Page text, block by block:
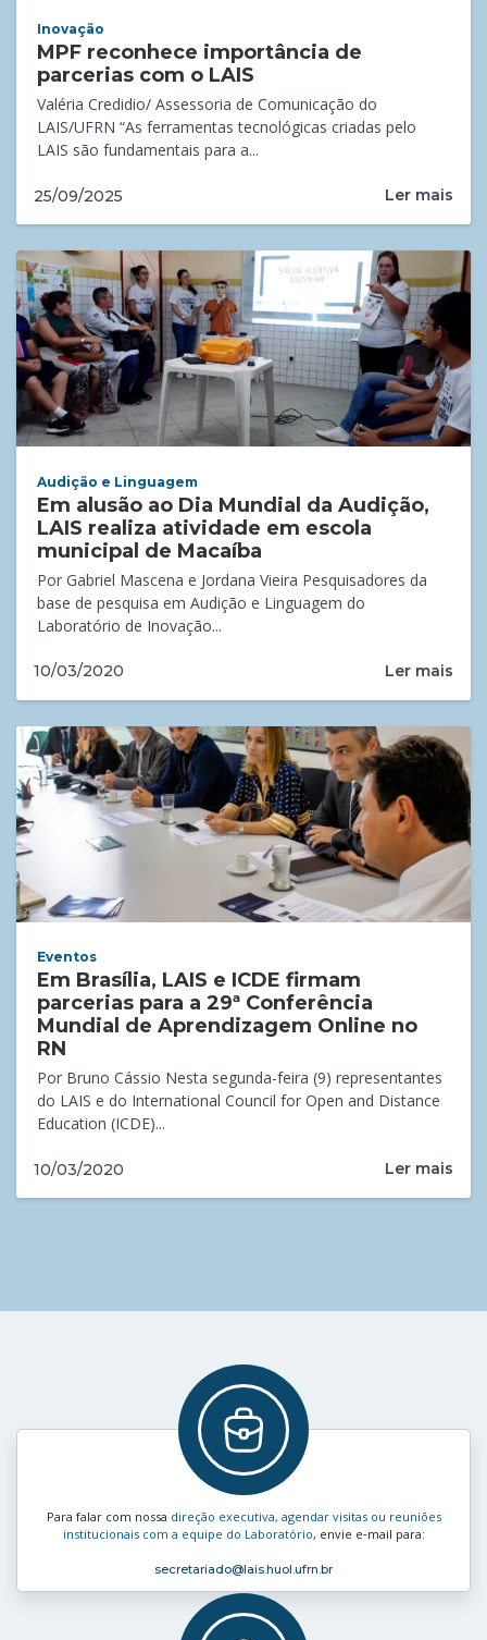
Inovação
MPF reconhece importância de
parcerias com o LAIS
Valéria Credidio/ Assessoria de Comunicação do
LAIS/UFRN “As ferramentas tecnológicas criadas pelo
LAIS são fundamentais para a...
25/09/2025 Ler mais
Audição e Linguagem
Em alusão ao Dia Mundial da Audição,
LAIS realiza atividade em escola
municipal de Macaíba
Por Gabriel Mascena e Jordana Vieira Pesquisadores da
base de pesquisa em Audição e Linguagem do
Laboratório de Inovação...
10/03/2020 Ler mais
Eventos
Em Brasília, LAIS e ICDE firmam
parcerias para a 29ª Conferência
Mundial de Aprendizagem Online no
RN
Por Bruno Cássio Nesta segunda-feira (9) representantes
do LAIS e do International Council for Open and Distance
Education (ICDE)...
10/03/2020 Ler mais
Para falar com nossa direção executiva, agendar visitas ou reuniões
institucionais com a equipe do Laboratório, envie e‑mail para:
secretariado@lais.huol.ufrn.br